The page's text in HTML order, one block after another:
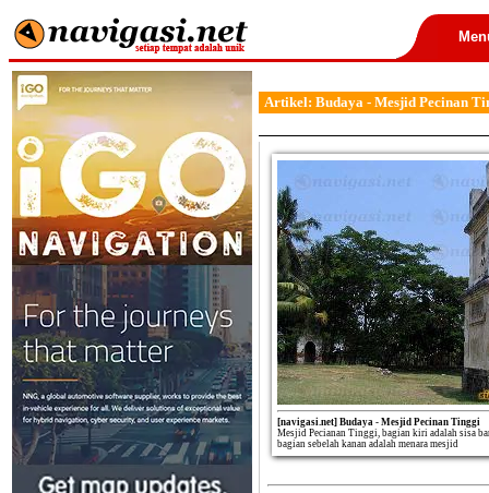
Artikel: Budaya - Mesjid Pecinan
[navigasi.net] Budaya - Mesjid Pecinan Tinggi
Mesjid Pecianan Tinggi, bagian kiri adalah sisa
bagian sebelah kanan adalah menara mesjid